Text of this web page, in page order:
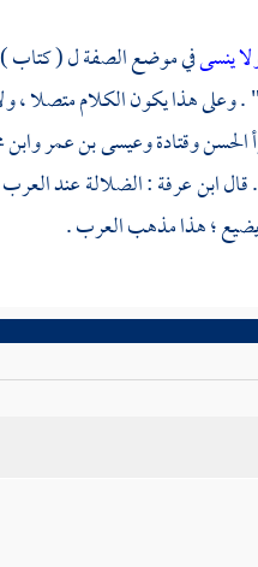
ينسىفي موضع الصفة ل ( كتاب
وعلى هذا يكون الكلام متصلا ،
الحسنوقتادةوعيسى بن عمر
ابن عرفة: الضلالة عند
؛ هذا مذهب العرب .